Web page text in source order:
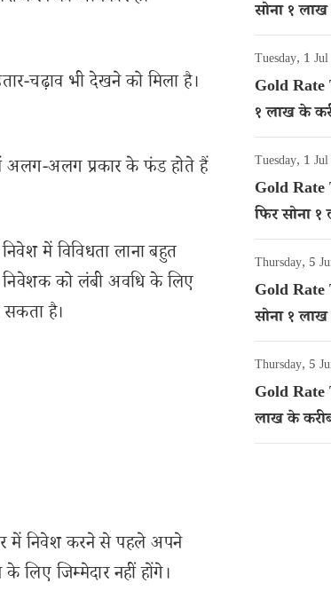
चढ़ाव भी देखने को मिला है।
अलग-अलग प्रकार के फंड होते हैं
में विविधता लाना बहुत
निवेशक को लंबी अवधि के लिए
है।
में निवेश करने से पहले अपने
लिए जिम्मेदार नहीं होंगे।
सोना १
गोल्ड का रेट
Tuesday, 1
Gold
१ लाख के
गोल्ड का रेट
Tuesday, 1
Gold
फिर सोना
कैरेट गोल्ड
Thursday, 5
Gold
सोना १
गोल्ड का रेट
Thursday, 5
Gold
लाख के
का रेट